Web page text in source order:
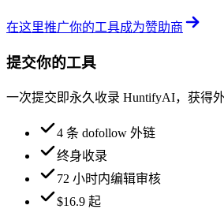
在这里推广你的工具成为赞助商
提交你的工具
一次提交即永久收录 HuntifyAI，获得
4 条 dofollow 外链
终身收录
72 小时内编辑审核
$16.9 起